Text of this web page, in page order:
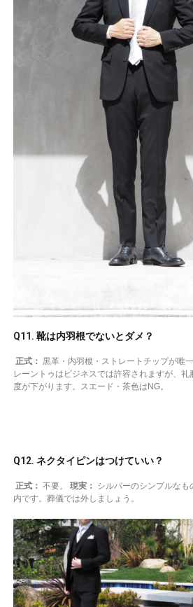
Q11. 靴は内羽根でないとダメ？
正式： 黒革・内羽根・ストレートチップが唯
レーントゥはビジネスでは許容されますが、
度が下がります。スエード・茶色はNG。
Q12. ネクタイピンはつけていい？
正式： 不要。 現実：
シルバーのシンプルなも
内です。葬儀では外しましょう。